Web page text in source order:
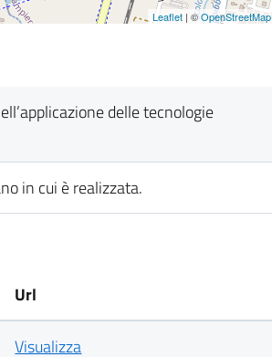
Leaflet | ©OpenStreetMap
delle tecnologie
in cui è realizzata.
Url
Visualizza